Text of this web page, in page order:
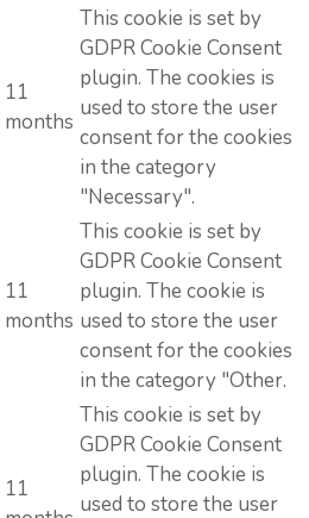
11
months
This cookie is set by
GDPR Cookie Consent
plugin. The cookies is
used to store the user
consent for the cookies
in the category
"Necessary".
11
months
This cookie is set by
GDPR Cookie Consent
plugin. The cookie is
used to store the user
consent for the cookies
in the category "Other.
11
This cookie is set by
GDPR Cookie Consent
plugin. The cookie is
used to store the user